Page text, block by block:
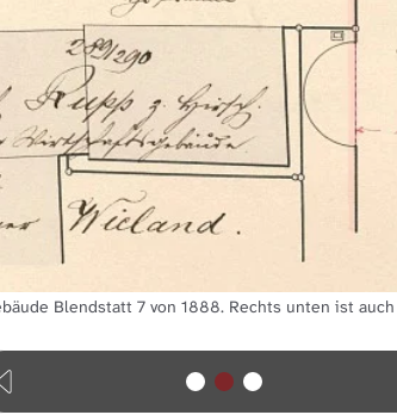
Blendstatt 7 von 1888. Rechts unten ist